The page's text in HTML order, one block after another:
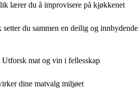
lærer du å improvisere på kjøkkenet
setter du sammen en deilig og innbydende
mat og vin i fellesskap
dine matvalg miljøet